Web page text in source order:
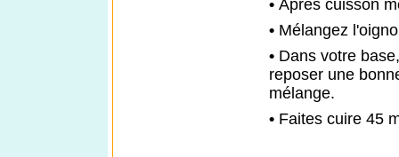
• Après cuisson
• Mélangez
• Dans votre
reposer une
mélange.
• Faites cuire 45